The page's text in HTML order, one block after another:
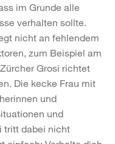
im Grunde alle
verhalten sollte.
nicht an fehlendem
zum Beispiel am
Grosi richtet
Die kecke Frau mit
und
und
tritt dabei nicht